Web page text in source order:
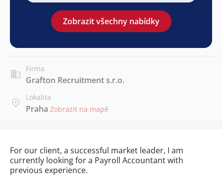
Zobrazit všechny nabídky
Firma
Grafton Recruitment s.r.o.
Lokalita
Praha Zobrazit na mapě
For our client, a successful market leader, I am
currently looking for a Payroll Accountant with
previous experience.